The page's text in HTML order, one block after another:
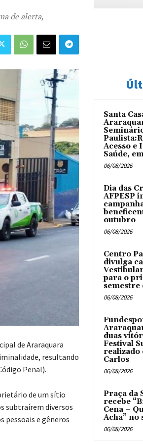
de alerta,
de Araraquara
resultando
Penal).
de um sítio
subtraírem diversos
pessoais e gêneros
Santa
Acesso e
Saúde,
06/08/2026
Dia das
AFPESP
outubro
06/08/2026
Centro
divulga
para o
semestre
06/08/2026
duas
Festival
realizado
Carlos
06/08/2026
Praça da
recebe
Cena –
Acha” no
06/08/2026